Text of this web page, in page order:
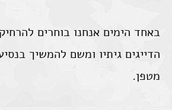
באחד הימים אנחנו בוחרים
הדייגים גיתיו ומשם להמשיך
מטפן.